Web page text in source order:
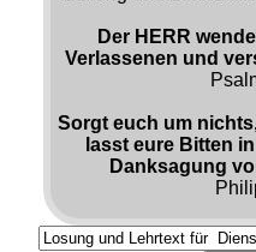
Der HERR
Verlassenen und
Sorgt euch um
lasst eure Bitten
Danksagung